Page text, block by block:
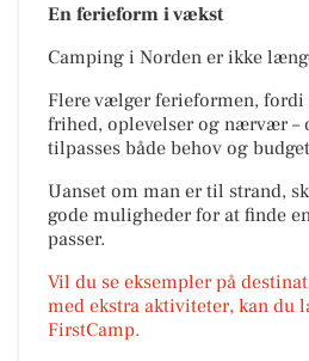
En ferieform i vækst
Camping i Norden er ikke
Flere vælger ferieformen,
frihed, oplevelser og nærvær –
tilpasses både behov og
Uanset om man er til strand,
gode muligheder for at finde
passer.
Vil du se eksempler på
med ekstra aktiviteter, kan du
FirstCamp.